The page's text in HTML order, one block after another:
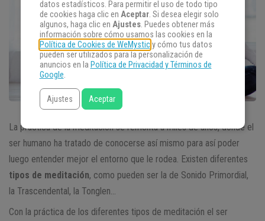
La práctica de la meditación se remonta a miles de años, donde el
ser humano ha tratado de conocerse así mismo para así poder
luego entender mejor el entorno que le rodea. Existen diferentes
tipos de meditación, como pueden ser la de Sonido Primordial,
la Trascendental, la Tonglen…
Con la práctica de los diferentes tipos de meditación el ser
datos estadísticos. Para permitir el uso de todo tipo
de cookies haga clic en Aceptar. Si desea elegir solo
algunos, haga clic en Ajustes. Puedes obtener más
información sobre cómo usamos las cookies en la
Política de Cookies de WeMysticy cómo tus datos
pueden ser utilizados para la personalización de
anuncios en la Política de Privacidad y Términos de
Google.
Ajustes Aceptar